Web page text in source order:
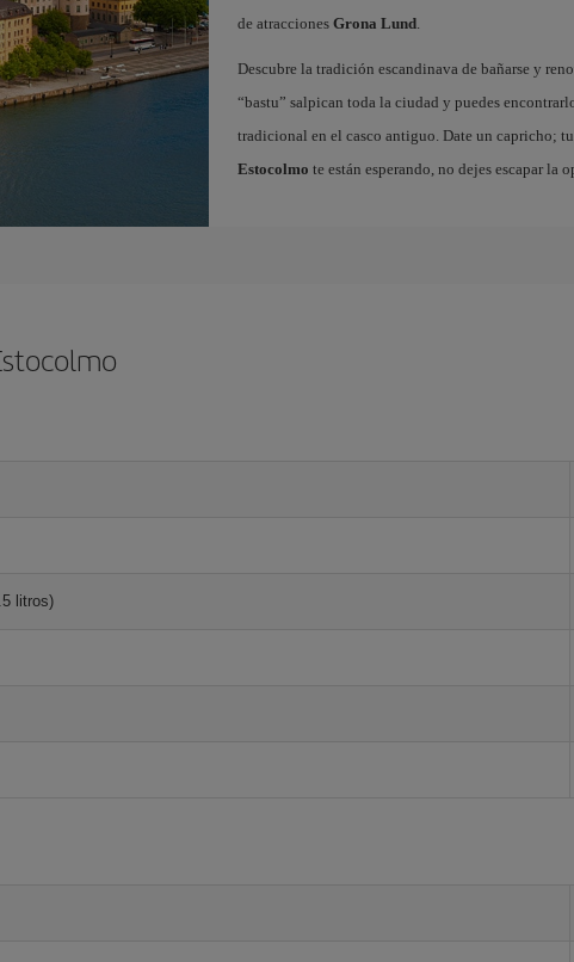
de atracciones Grona Lund.
Descubre la tradición escandinava de bañarse y
“bastu” salpican toda la ciudad y puedes
tradicional en el casco antiguo. Date un capricho; tu
Estocolmo te están esperando, no dejes escapar la
litros)